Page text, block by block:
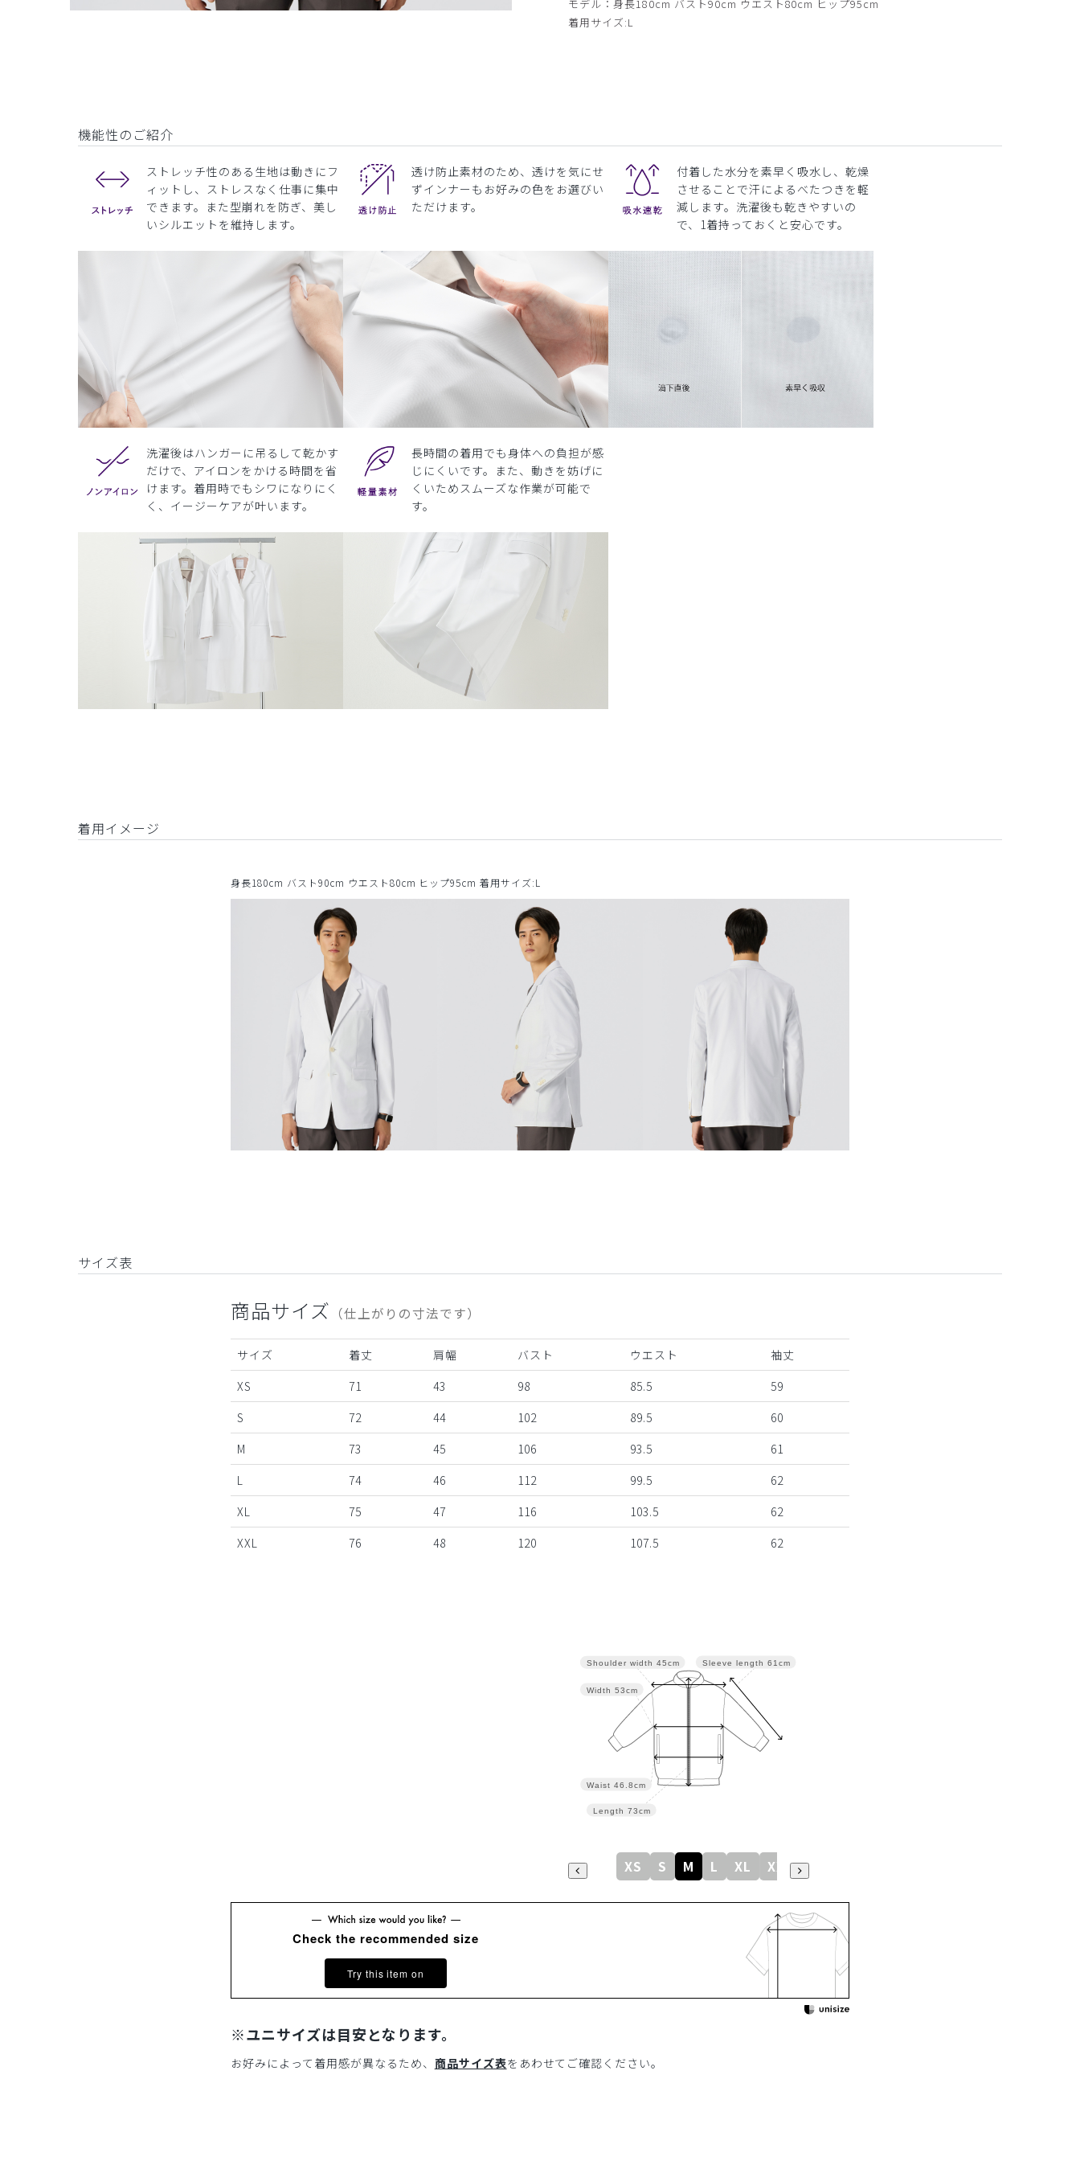
モデル：身長180cm バスト90cm ウエスト80cm ヒップ95cm
着用サイズ:L
機能性のご紹介
ストレッチ性のある生地は動きにフ
ィットし、ストレスなく仕事に集中
できます。また型崩れを防ぎ、美し
いシルエットを維持します。
透け防止素材のため、透けを気にせ
ずインナーもお好みの色をお選びい
ただけます。
付着した水分を素早く吸水し、乾燥
させることで汗によるべたつきを軽
減します。洗濯後も乾きやすいの
で、1着持っておくと安心です。
洗濯後はハンガーに吊るして乾かす
だけで、アイロンをかける時間を省
けます。着用時でもシワになりにく
く、イージーケアが叶います。
長時間の着用でも身体への負担が感
じにくいです。また、動きを妨げに
くいためスムーズな作業が可能で
す。
着用イメージ
身長180cm バスト90cm ウエスト80cm ヒップ95cm 着用サイズ:L
サイズ表
商品サイズ （仕上がりの寸法です）
サイズ 着丈 肩幅 バスト ウエスト
袖丈
XS
71 43 98 85.5
59
S
72 44 102 89.5
60
M
73 45 106 93.5
61
L
74 46 112 99.5
62
XL
75 47 116 103.5
62
XXL
76 48 120 107.5 62
Sleeve length 61cm
Length 73cm
Waist 46.8cm
Width 53cm
Shoulder width 45cm
XS S M L XL XXL
Check the recommended size
Try this item on
※ユニサイズは目安となります。
お好みによって着用感が異なるため、 商品サイズ表をあわせてご確認ください。